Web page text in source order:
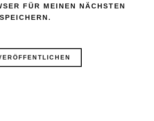
FÜR MEINEN NÄCHSTEN